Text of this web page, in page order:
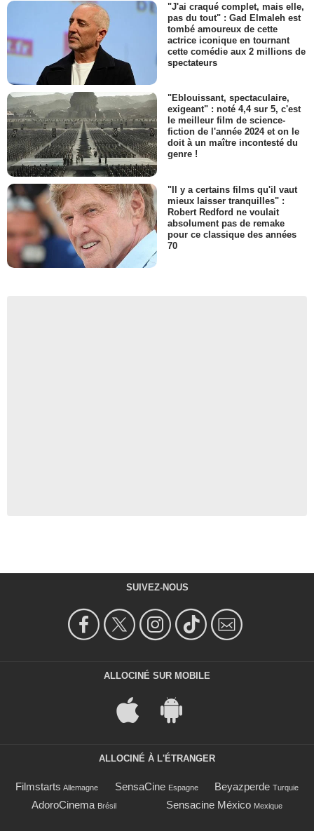
"J'ai craqué complet, mais elle,
pas du tout" : Gad Elmaleh est
tombé amoureux de cette
actrice iconique en tournant
cette comédie aux 2 millions de
spectateurs
"Eblouissant, spectaculaire,
exigeant" : noté 4,4 sur 5, c'est
le meilleur film de science-
fiction de l'année 2024 et on le
doit à un maître incontesté du
genre !
"Il y a certains films qu'il vaut
mieux laisser tranquilles" :
Robert Redford ne voulait
absolument pas de remake
pour ce classique des années
70
SUIVEZ-NOUS
ALLOCINÉ SUR MOBILE
ALLOCINÉ À L'ÉTRANGER
Filmstarts Allemagne SensaCine Espagne Beyazperde Turquie
AdoroCinema Brésil Sensacine México Mexique